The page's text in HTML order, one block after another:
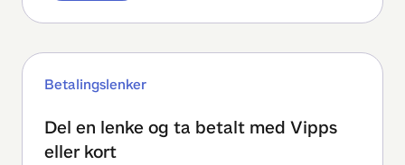
Betalingslenker
Del en lenke og ta betalt med Vipps
eller kort